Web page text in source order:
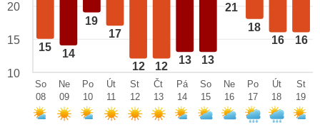
15
14
19
17
12 12
13 13
21
18
16 16
20
15
10
So
08
Ne
09
Po
10
Út
11
St
12
Čt
13
Pá
14
So
15
Ne
16
Po
17
Út
18
St
19